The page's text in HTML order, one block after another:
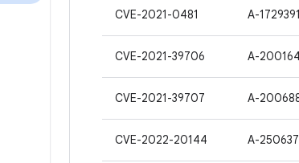
CVE-2021-0481 A-
CVE-2021-39706 A-
CVE-2021-39707 A-
CVE-2022-20144 A-